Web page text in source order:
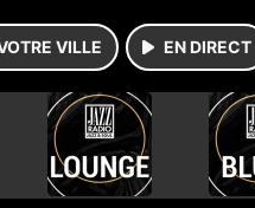
VILLE EN DIRECT